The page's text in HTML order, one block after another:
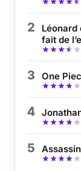
2
Léonard
fait de
3 One
4
5